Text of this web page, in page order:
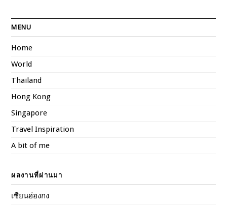
MENU
Home
World
Thailand
Hong Kong
Singapore
Travel Inspiration
A bit of me
ผลงานที่ผ่านมา
เซียนฮ่องกง